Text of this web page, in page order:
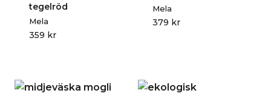
tegelröd
Mela
359 kr
Mela
379 kr